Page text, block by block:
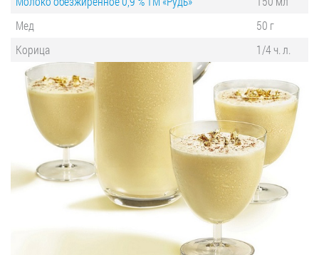
Мед
50 г
Корица
1/4 ч. л.